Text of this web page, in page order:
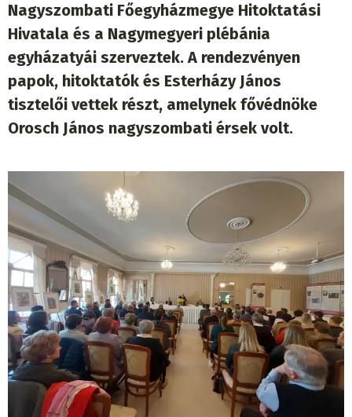
Nagyszombati Főegyházmegye Hitoktatási
Hivatala és a Nagymegyeri plébánia
egyházatyái szerveztek. A rendezvényen
papok, hitoktatók és Esterházy János
tisztelői vettek részt, amelynek fővédnöke
Orosch János nagyszombati érsek volt.